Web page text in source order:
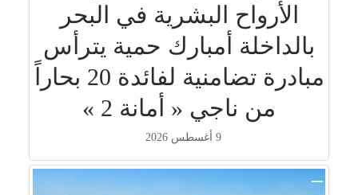
الأرواح البشرية في البحر
بالداخلة أمبارك حمية يترأس
مبادرة تضامنية لفائدة 20 بحاراً
من ناجي « أمانة 2 »
9 أغسطس 2026